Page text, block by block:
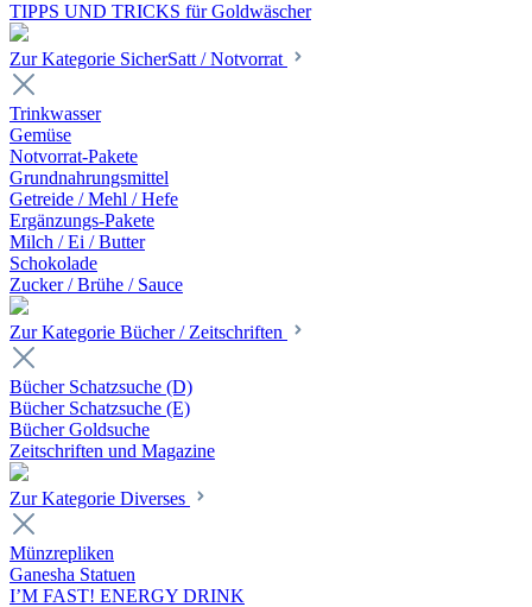
TIPPS UND TRICKS für Goldwäscher
Zur Kategorie SicherSatt / Notvorrat
Trinkwasser
Gemüse
Notvorrat-Pakete
Grundnahrungsmittel
Getreide / Mehl / Hefe
Ergänzungs-Pakete
Milch / Ei / Butter
Schokolade
Zucker / Brühe / Sauce
Zur Kategorie Bücher / Zeitschriften
Bücher Schatzsuche (D)
Bücher Schatzsuche (E)
Bücher Goldsuche
Zeitschriften und Magazine
Zur Kategorie Diverses
Münzrepliken
Ganesha Statuen
I’M FAST! ENERGY DRINK